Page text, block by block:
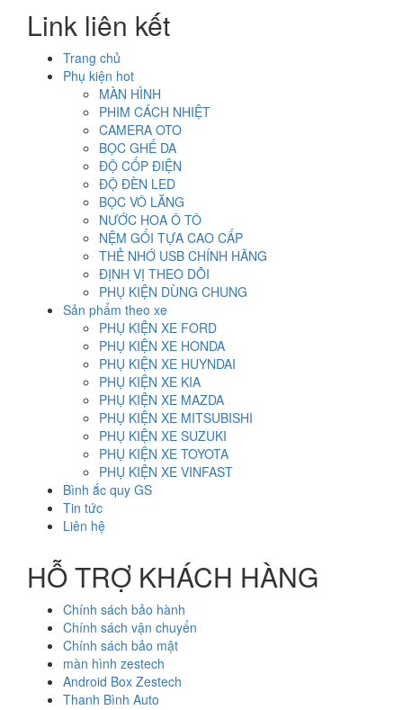
1.390.000₫.
Link liên kết
Trang chủ
Phụ kiện hot
MÀN HÌNH
PHIM CÁCH NHIỆT
CAMERA OTO
BỌC GHẾ DA
ĐỘ CỐP ĐIỆN
ĐỘ ĐÈN LED
BỌC VÔ LĂNG
NƯỚC HOA Ô TÔ
NỆM GỐI TỰA CAO CẤP
THẺ NHỚ USB CHÍNH HÃNG
ĐỊNH VỊ THEO DÕI
PHỤ KIỆN DÙNG CHUNG
Sản phẩm theo xe
PHỤ KIỆN XE FORD
PHỤ KIỆN XE HONDA
PHỤ KIỆN XE HUYNDAI
PHỤ KIỆN XE KIA
PHỤ KIỆN XE MAZDA
PHỤ KIỆN XE MITSUBISHI
PHỤ KIỆN XE SUZUKI
PHỤ KIỆN XE TOYOTA
PHỤ KIỆN XE VINFAST
Bình ắc quy GS
Tin tức
Liên hệ
HỖ TRỢ KHÁCH HÀNG
Chính sách bảo hành
Chính sách vận chuyển
Chính sách bảo mật
màn hình zestech
Android Box Zestech
Thanh Bình Auto